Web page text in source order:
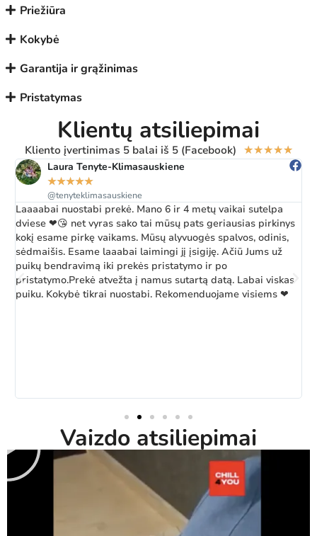
Priežiūra
Kokybė
Garantija ir grąžinimas
Pristatymas
Klientų atsiliepimai
Kliento įvertinimas 5 balai iš 5 (Facebook) ★★★★★
Laura Tenyte-Klimasauskiene
★★★★★
@tenyteklimasauskiene
Laaaabai nuostabi prekė. Mano 6 ir 4 metų vaikai sutelpa
dviese ❤😘 net vyras sako tai mūsų pats geriausias pirkinys
kokį esame pirkę vaikams. Mūsų alyvuogės spalvos, odinis,
sėdmaišis. Esame laaabai laimingi jį įsigiję. Ačiū Jums už
puikų bendravimą iki prekės pristatymo ir po
pristatymo.Prekė atvežta į namus sutartą datą. Labai viskas
puiku. Kokybė tikrai nuostabi. Rekomenduojame visiems ❤
Vaizdo atsiliepimai